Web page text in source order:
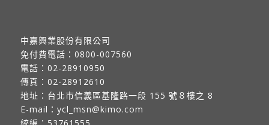
中嘉興業股份有限公司
免付費電話： 0800-007560
電話： 02-28910950
傳真： 02-28912610
地址： 台北市信義區基隆路一段 155 號８樓之 8
E-mail： ycl_msn@kimo.com